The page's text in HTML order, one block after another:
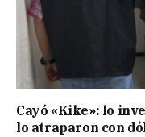
Cayó «Kike»: lo
lo atraparon con